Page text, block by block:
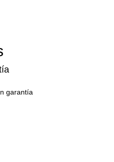
garantía